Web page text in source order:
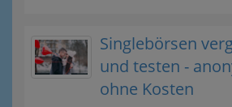
Singlebörsen
und testen -
ohne Kosten